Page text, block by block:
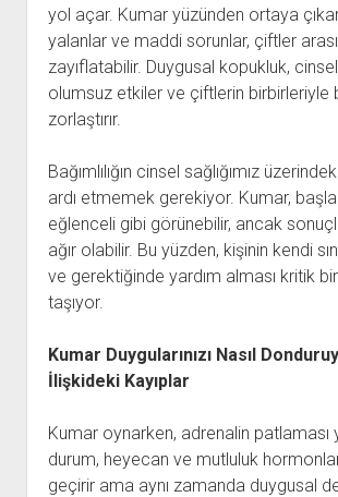
yol açar. Kumar yüzünden ortaya
yalanlar ve maddi sorunlar, çiftler
zayıflatabilir. Duygusal kopukluk,
olumsuz etkiler ve çiftlerin birbirleriyle
zorlaştırır.
Bağımlılığın cinsel sağlığımız
ardı etmemek gerekiyor. Kumar,
eğlenceli gibi görünebilir, ancak
ağır olabilir. Bu yüzden, kişinin kendi
ve gerektiğinde yardım alması kritik
taşıyor.
Kumar Duygularınızı Nasıl
İlişkideki Kayıplar
Kumar oynarken, adrenalin patlaması
durum, heyecan ve mutluluk
geçirir ama aynı zamanda duygusal